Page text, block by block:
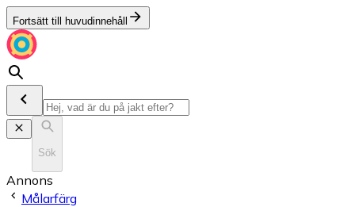
Fortsätt till huvudinnehåll
Sök
Annons
Målarfärg